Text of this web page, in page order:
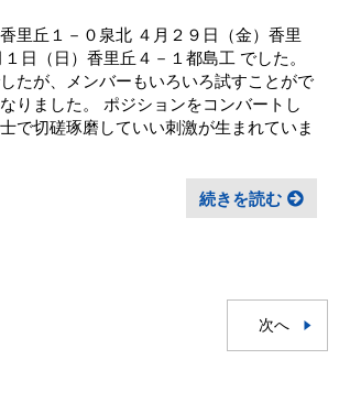
里丘１－０泉北 ４月２９日（金）香里
日（日）香里丘４－１都島工 でした。
たが、メンバーもいろいろ試すことがで
りました。 ポジションをコンバートし
で切磋琢磨していい刺激が生まれていま
続きを読む
次へ